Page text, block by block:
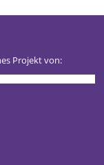
Projekt von: